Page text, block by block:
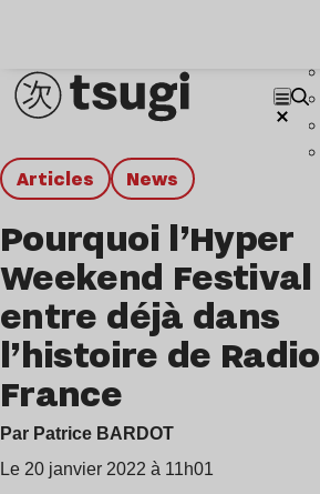
Articles news
Pourquoi l’Hyper
Weekend Festival
entre déjà dans
l’histoire de Radio
France
Par Patrice BARDOT
Le 20 janvier 2022 à 11h01